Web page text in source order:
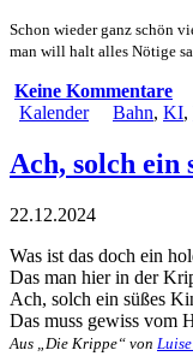
Schon wieder ganz schön
man will halt alles Nötige
Keine Kommentare
Kalender
Bahn, KI,
Ach, solch ein
22.12.2024
Was ist das doch ein
Das man hier in der
Ach, solch ein süßes
Das muss gewiss vom
Aus „Die Krippe“ von